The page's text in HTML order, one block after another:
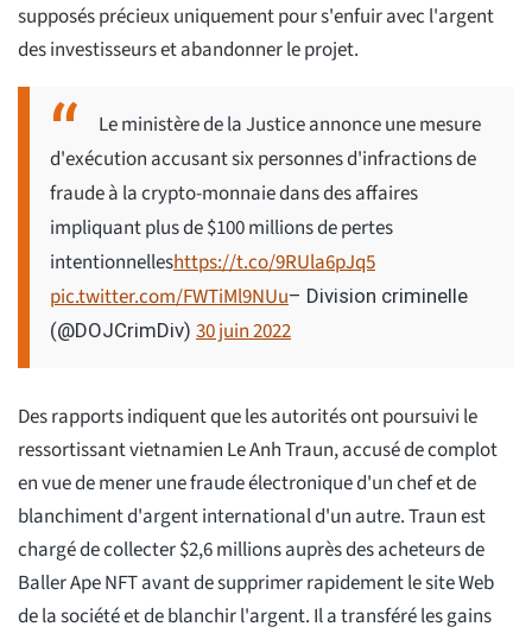
supposés précieux uniquement pour s'enfuir avec l'argent
des investisseurs et abandonner le projet.
Le ministère de la Justice annonce une mesure
d'exécution accusant six personnes d'infractions de
fraude à la crypto-monnaie dans des affaires
impliquant plus de $100 millions de pertes
intentionnelleshttps://t.co/9RUla6pJq5
pic.twitter.com/FWTiMl9NUu– Division criminelle
(@DOJCrimDiv) 30 juin 2022
Des rapports indiquent que les autorités ont poursuivi le
ressortissant vietnamien Le Anh Traun, accusé de complot
en vue de mener une fraude électronique d'un chef et de
blanchiment d'argent international d'un autre. Traun est
chargé de collecter $2,6 millions auprès des acheteurs de
Baller Ape NFT avant de supprimer rapidement le site Web
de la société et de blanchir l'argent. Il a transféré les gains